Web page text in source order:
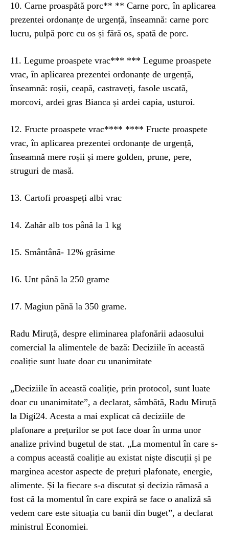
10. Carne proaspătă porc** ** Carne porc, în aplicarea
prezentei ordonanțe de urgență, înseamnă: carne porc
lucru, pulpă porc cu os și fără os, spată de porc.
11. Legume proaspete vrac*** *** Legume proaspete
vrac, în aplicarea prezentei ordonanțe de urgență,
înseamnă: roșii, ceapă, castraveți, fasole uscată,
morcovi, ardei gras Bianca și ardei capia, usturoi.
12. Fructe proaspete vrac**** **** Fructe proaspete
vrac, în aplicarea prezentei ordonanțe de urgență,
înseamnă mere roșii și mere golden, prune, pere,
struguri de masă.
13. Cartofi proaspeți albi vrac
14. Zahăr alb tos până la 1 kg
15. Smântână- 12% grăsime
16. Unt până la 250 grame
17. Magiun până la 350 grame.
Radu Miruță, despre eliminarea plafonării adaosului
comercial la alimentele de bază: Deciziile în această
coaliție sunt luate doar cu unanimitate
„Deciziile în această coaliție, prin protocol, sunt luate
doar cu unanimitate”, a declarat, sâmbătă, Radu Miruță
la Digi24. Acesta a mai explicat că deciziile de
plafonare a prețurilor se pot face doar în urma unor
analize privind bugetul de stat. „La momentul în care s-
a compus această coaliție au existat niște discuții și pe
marginea acestor aspecte de prețuri plafonate, energie,
alimente. Și la fiecare s-a discutat și decizia rămasă a
fost că la momentul în care expiră se face o analiză să
vedem care este situația cu banii din buget”, a declarat
ministrul Economiei.